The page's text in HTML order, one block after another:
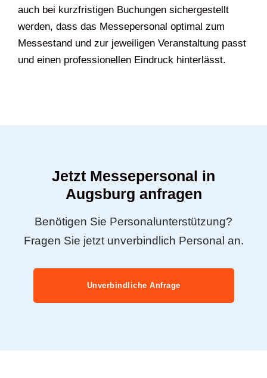
auch bei kurzfristigen Buchungen sichergestellt
werden, dass das Messepersonal optimal zum
Messestand und zur jeweiligen Veranstaltung passt
und einen professionellen Eindruck hinterlässt.
Jetzt Messepersonal in
Augsburg anfragen
Benötigen Sie Personalunterstützung?
Fragen Sie jetzt unverbindlich Personal an.
Unverbindliche Anfrage